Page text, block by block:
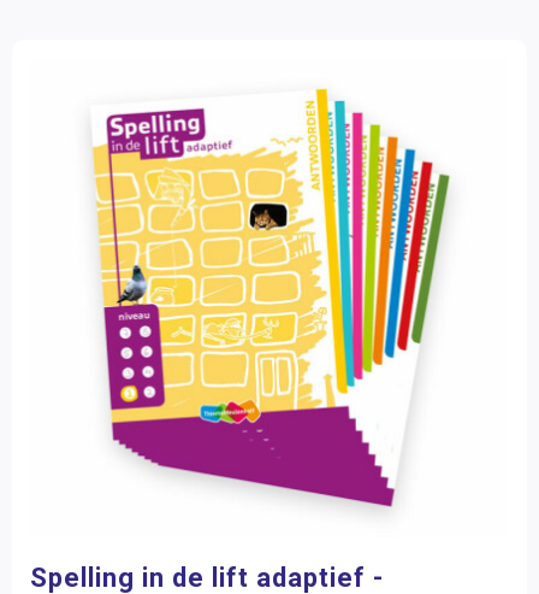
Spelling in de lift adaptief -